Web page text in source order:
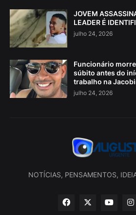
JOVEM
LEADER É
julho 24, 2026
Funcionário
súbito antes do
trabalho na
julho 24, 2026
NOTÍCIAS, PENSAMENTOS,